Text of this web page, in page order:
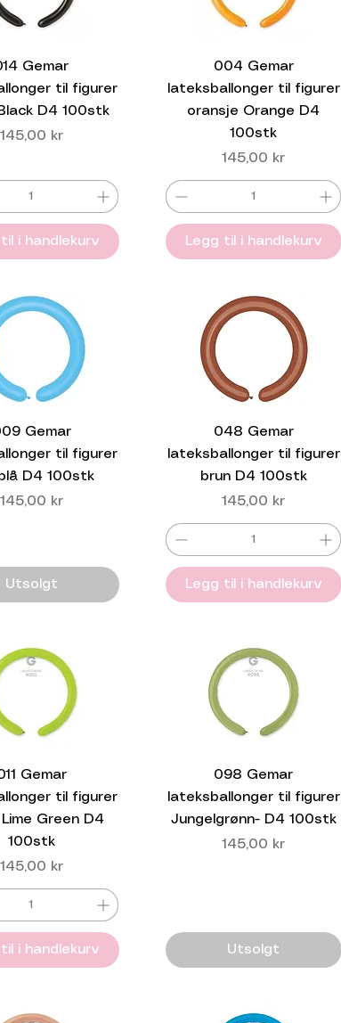
Gemar
til figurer
D4 100stk
Pris
145,00 kr
til i handlekurv
004 Gemar
lateksballonger til figurer
oransje Orange D4
100stk
Pris
145,00 kr
Legg til i handlekurv
Gemar
til figurer
D4 100stk
Pris
145,00 kr
Utsolgt
048 Gemar
lateksballonger til figurer
brun D4 100stk
Pris
145,00 kr
Legg til i handlekurv
Gemar
til figurer
Green D4
100stk
Pris
145,00 kr
i handlekurv
098 Gemar
lateksballonger til figurer
Jungelgrønn- D4 100stk
Pris
145,00 kr
Utsolgt